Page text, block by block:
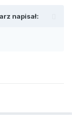
napisał: